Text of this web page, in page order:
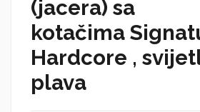
(jacera) sa
kotačima
Hardcore ,
plava